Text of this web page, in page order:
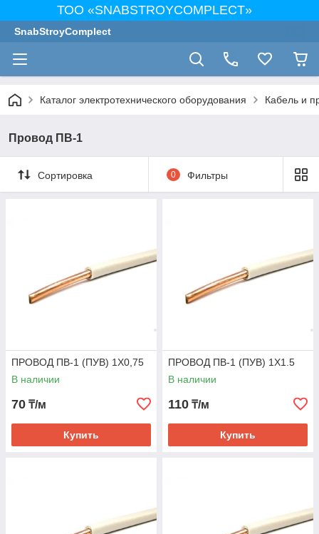
ТОО «SNABSTROYCOMPLECT»
SnabStroyComplect
Каталог электротехнического оборудования Кабель и
Провод ПВ-1
Сортировка 0 Фильтры
ПРОВОД ПВ-1 (ПУВ) 1Х0,75
В наличии
70 ₸/м
Купить
ПРОВОД ПВ-1 (ПУВ) 1Х1.5
В наличии
110 ₸/м
Купить